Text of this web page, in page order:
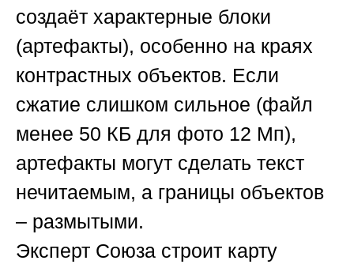
создаёт характерные блоки
(артефакты), особенно на краях
контрастных объектов. Если
сжатие слишком сильное (файл
менее 50 КБ для фото 12 Мп),
артефакты могут сделать текст
нечитаемым, а границы объектов
– размытыми.
Эксперт Союза строит карту